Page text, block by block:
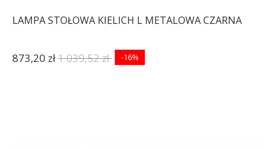
LAMPA STOŁOWA KIELICH L METALOWA CZARNA
873,20 zł1 039,52 zł -16%